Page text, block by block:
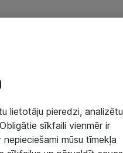
lietotāju pieredzi, analizētu
sīkfaili vienmēr ir
mūsu tīmekļa